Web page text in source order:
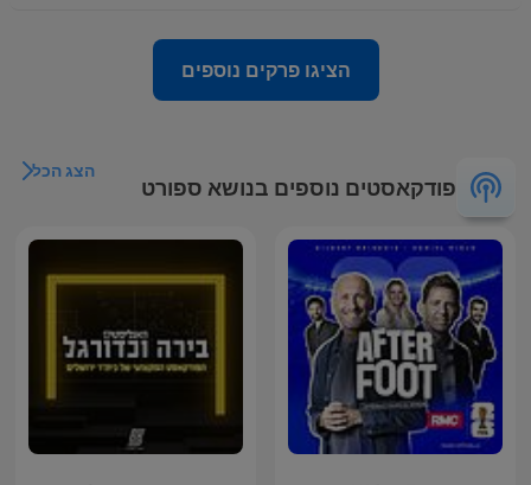
הציגו פרקים נוספים
פודקאסטים נוספים בנושא ספורט
הצג הכל